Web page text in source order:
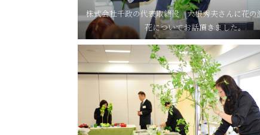
株式会社千政の代表取締役 大根秀夫さんに花の
花についてお話頂きました。